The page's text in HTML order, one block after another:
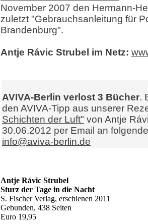
November 2007 den Hermann-
zuletzt "Gebrauchsanleitung für
Brandenburg".
Antje Rávic Strubel im Netz:
AVIVA-Berlin verlost 3 Bücher.
den AVIVA-Tipp aus unserer
Schichten der Luft" von Antje
30.06.2012 per Email an
info@aviva-berlin.de
Antje Rávic Strubel
Sturz der Tage in die Nacht
S. Fischer Verlag, erschienen 2011
Gebunden, 438 Seiten
Euro 19,95